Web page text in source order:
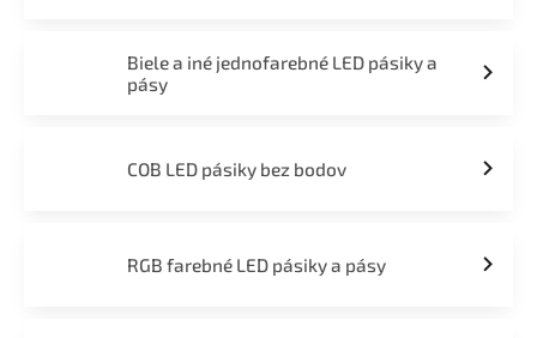
Biele a iné jednofarebné LED pásiky a
pásy
COB LED pásiky bez bodov
RGB farebné LED pásiky a pásy